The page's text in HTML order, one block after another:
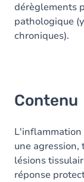
dérèglements
pathologique
chroniques).
Contenu
L'inflammation
une
lésions
réponse